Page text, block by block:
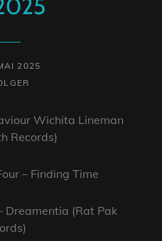
2025
Wichita Lineman
Records)
– Finding Time
Dreamentia (Rat Pak